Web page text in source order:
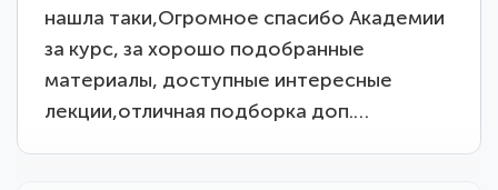
нашла таки,Огромное спасибо Академии
за курс, за хорошо подобранные
материалы, доступные интересные
лекции,отличная подборка доп.…